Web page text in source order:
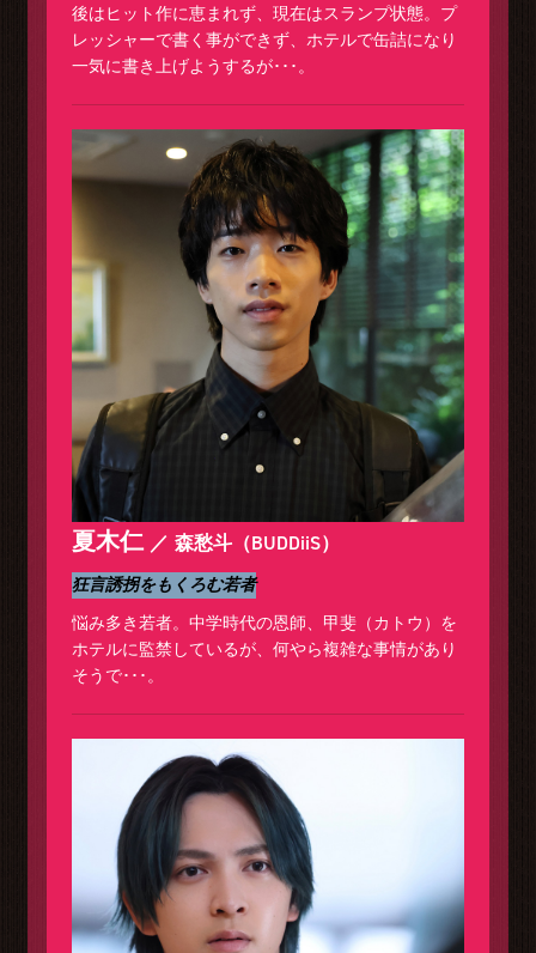
後はヒット作に恵まれず、現在はスランプ状態。プ
レッシャーで書く事ができず、ホテルで缶詰になり
一気に書き上げようするが･･･。
夏木仁 森愁斗（BUDDiiS）
狂言誘拐をもくろむ若者
悩み多き若者。中学時代の恩師、甲斐（カトウ）を
ホテルに監禁しているが、何やら複雑な事情があり
そうで･･･。